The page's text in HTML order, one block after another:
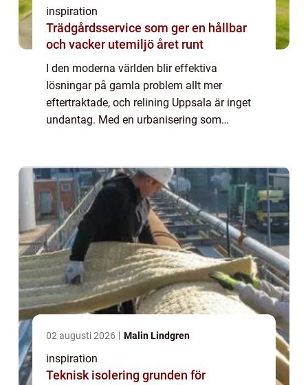
inspiration
Trädgårdsservice som ger en hållbar
och vacker utemiljö året runt
I den moderna världen blir effektiva
lösningar på gamla problem allt mer
eftertraktade, och relining Uppsala är inget
undantag. Med en urbanisering som
02 augusti 2026 Malin Lindgren
inspiration
Teknisk isolering grunden för